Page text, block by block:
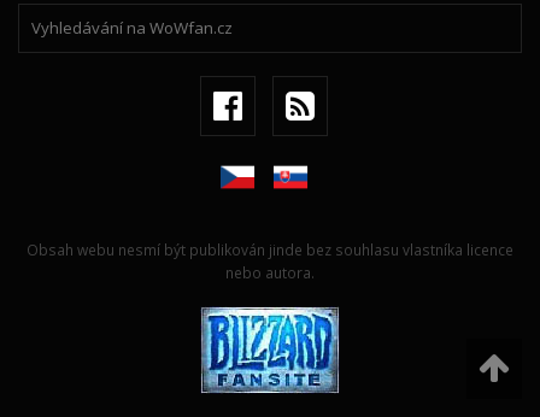
Obsah webu nesmí být publikován jinde bez souhlasu vlastníka licence
nebo autora.